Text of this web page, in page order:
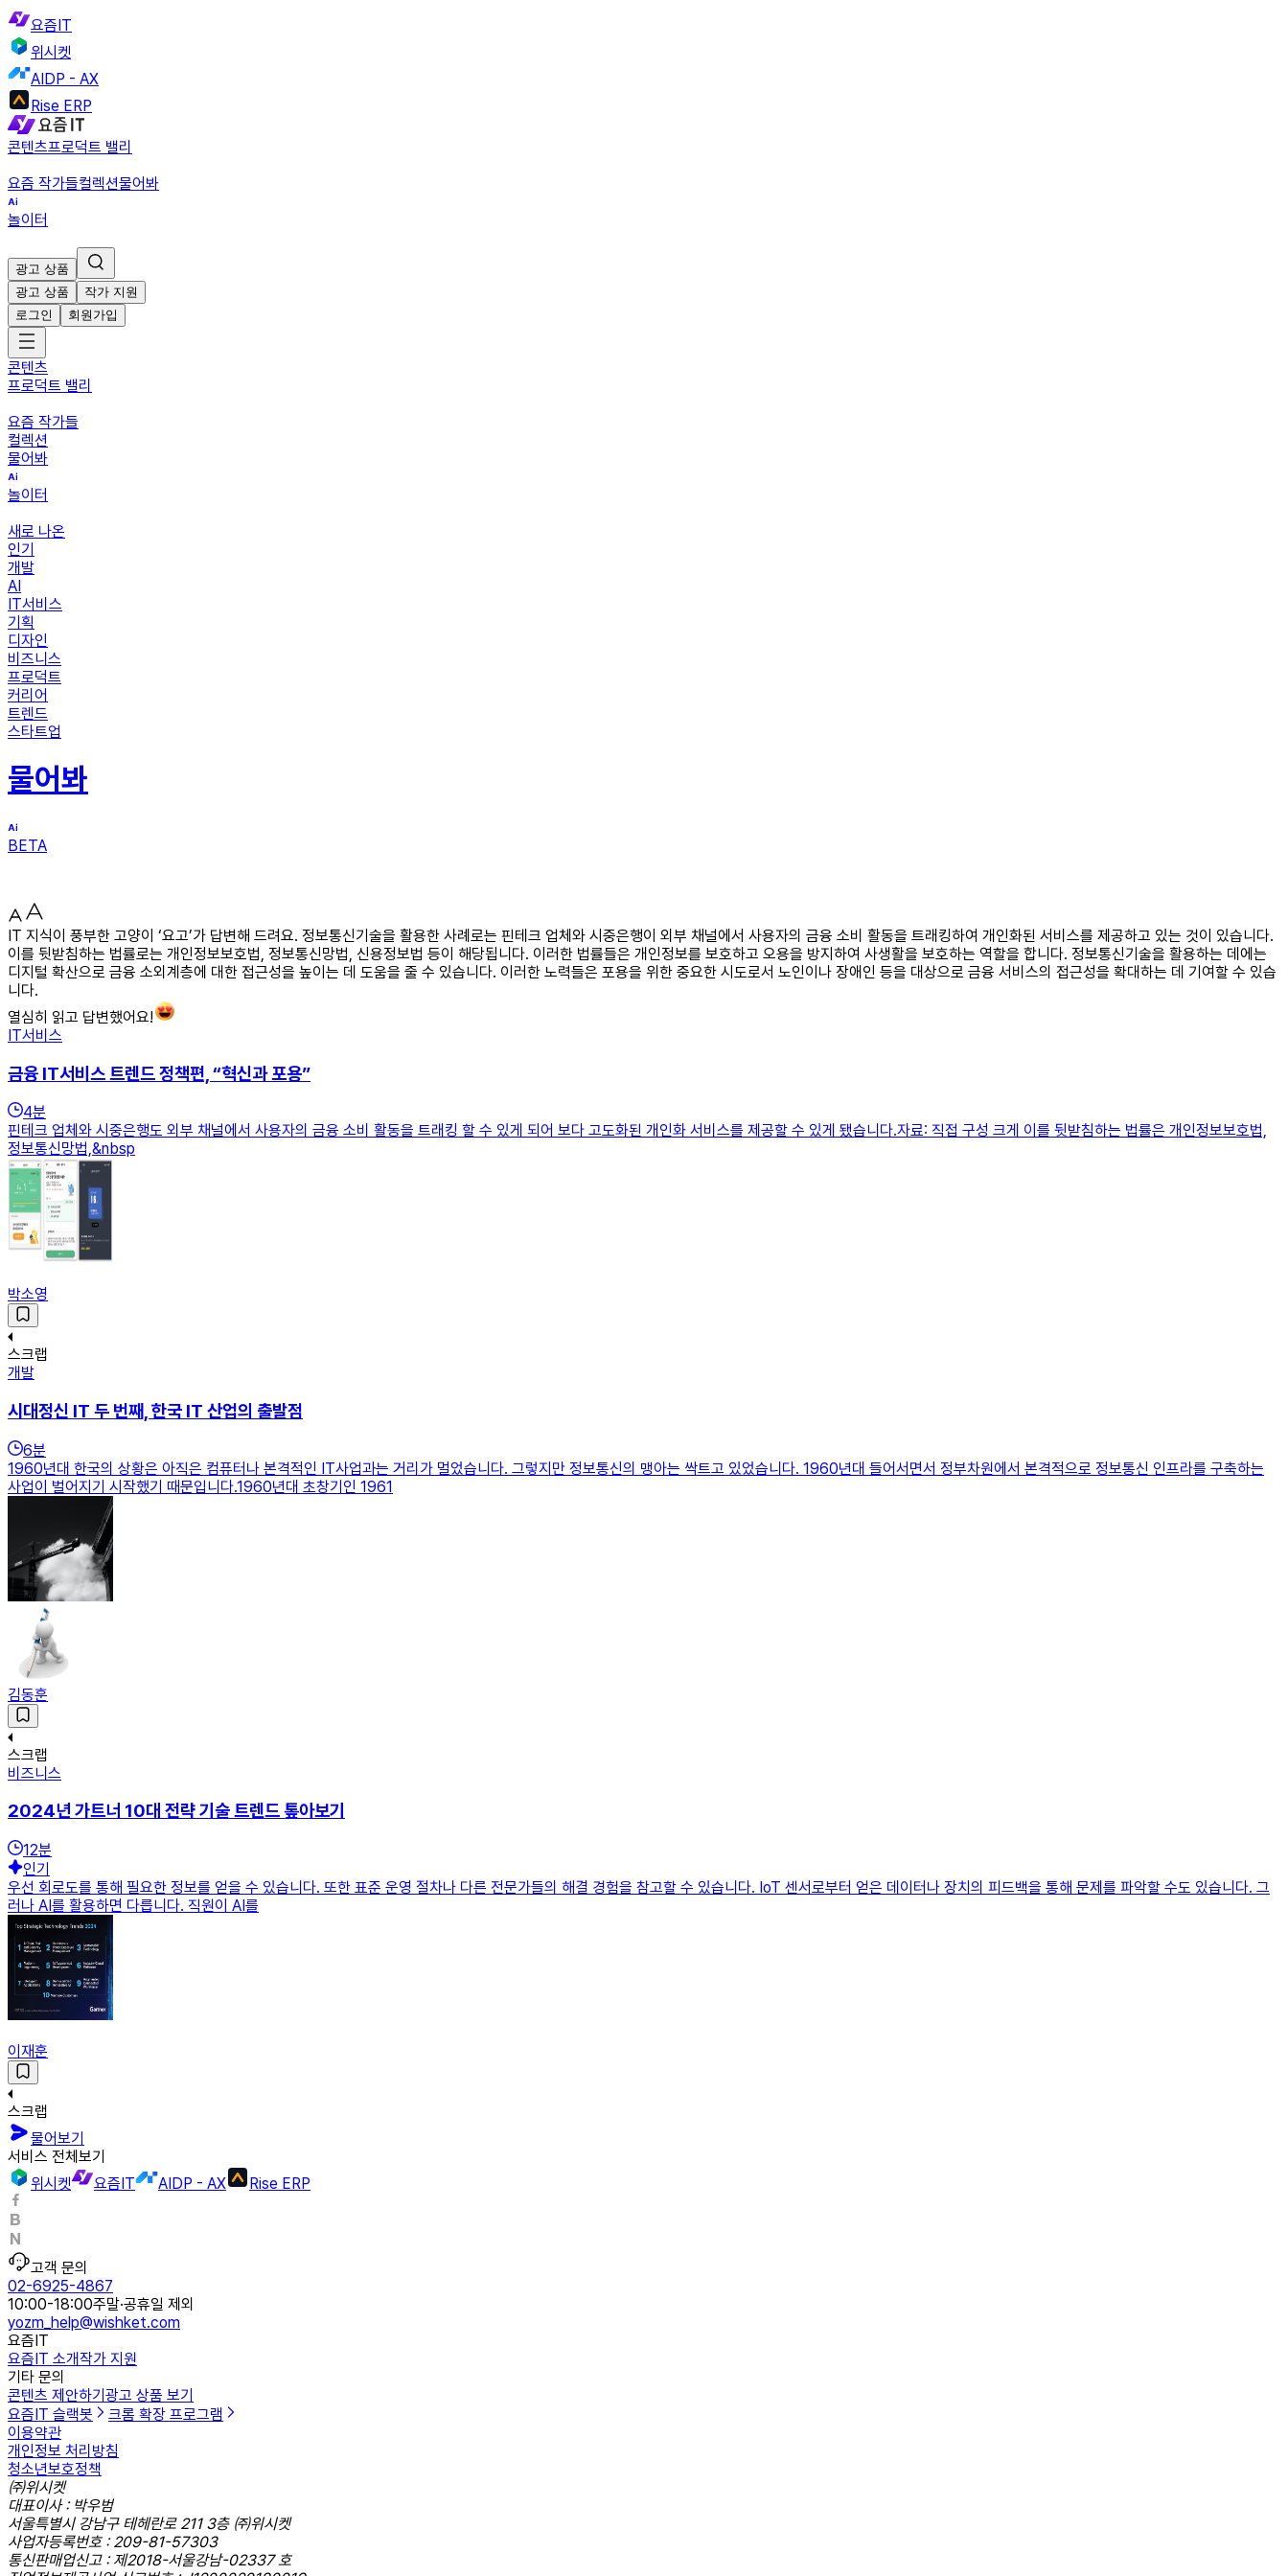
요즘IT
위시켓
AIDP - AX
Rise ERP
콘텐츠프로덕트 밸리
요즘 작가들컬렉션물어봐
놀이터
광고 상품
광고 상품
작가 지원
로그인
회원가입
콘텐츠
프로덕트 밸리
요즘 작가들
컬렉션
물어봐
놀이터
새로 나온
인기
개발
AI
IT서비스
기획
디자인
비즈니스
프로덕트
커리어
트렌드
스타트업
물어봐
BETA
IT 지식이 풍부한 고양이 ‘요고’가 답변해 드려요. 정보통신기술을 활용한 사례로는 핀테크 업체와 시중은행이 외부 채널에서 사용자의 금융 소비 활동을 트래킹하여 개인화된 서비스를 제공하고 있는 것이 있습니다.
이를 뒷받침하는 법률로는 개인정보보호법, 정보통신망법, 신용정보법 등이 해당됩니다. 이러한 법률들은 개인정보를 보호하고 오용을 방지하여 사생활을 보호하는 역할을 합니다. 정보통신기술을 활용하는 데에는
디지털 확산으로 금융 소외계층에 대한 접근성을 높이는 데 도움을 줄 수 있습니다. 이러한 노력들은 포용을 위한 중요한 시도로서 노인이나 장애인 등을 대상으로 금융 서비스의 접근성을 확대하는 데 기여할 수 있습
니다.
열심히 읽고 답변했어요!
IT서비스
금융 IT서비스 트렌드 정책편, “혁신과 포용”
4분
핀테크 업체와 시중은행도 외부 채널에서 사용자의 금융 소비 활동을 트래킹 할 수 있게 되어 보다 고도화된 개인화 서비스를 제공할 수 있게 됐습니다.자료: 직접 구성 크게 이를 뒷받침하는 법률은 개인정보보호법,
정보통신망법,&nbsp
박소영
스크랩
개발
시대정신 IT 두 번째, 한국 IT 산업의 출발점
6분
1960년대 한국의 상황은 아직은 컴퓨터나 본격적인 IT사업과는 거리가 멀었습니다. 그렇지만 정보통신의 맹아는 싹트고 있었습니다. 1960년대 들어서면서 정부차원에서 본격적으로 정보통신 인프라를 구축하는
사업이 벌어지기 시작했기 때문입니다.1960년대 초창기인 1961
김동훈
스크랩
비즈니스
2024년 가트너 10대 전략 기술 트렌드 톺아보기
12분
인기
우선 회로도를 통해 필요한 정보를 얻을 수 있습니다. 또한 표준 운영 절차나 다른 전문가들의 해결 경험을 참고할 수 있습니다. IoT 센서로부터 얻은 데이터나 장치의 피드백을 통해 문제를 파악할 수도 있습니다. 그
러나 AI를 활용하면 다릅니다. 직원이 AI를
이재훈
스크랩
물어보기
서비스 전체보기
위시켓
요즘IT AIDP - AX Rise ERP
고객 문의
02-6925-4867
10:00-18:00주말·공휴일 제외
yozm_help@wishket.com
요즘IT
요즘IT 소개작가 지원
기타 문의
콘텐츠 제안하기 광고 상품 보기
요즘IT 슬랙봇
크롬 확장 프로그램
이용약관
개인정보 처리방침
청소년보호정책
㈜위시켓
대표이사 : 박우범
서울특별시 강남구 테헤란로 211 3층 ㈜위시켓
사업자등록번호 : 209-81-57303
통신판매업신고 : 제2018-서울강남-02337 호